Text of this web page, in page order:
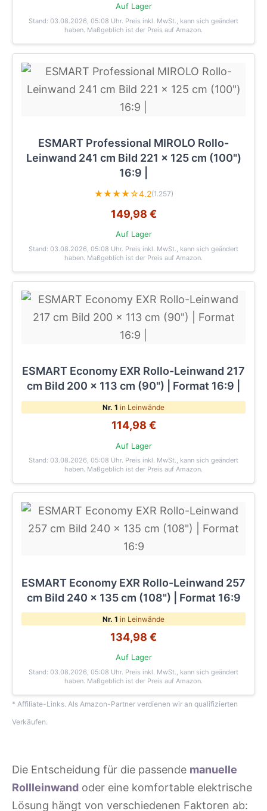
Auf Lager
Stand: 03.08.2026, 05:08 Uhr. Preis inkl. MwSt., kann sich geändert
haben. Maßgeblich ist der Preis auf Amazon.
ESMART Professional MIROLO Rollo-
Leinwand 241 cm Bild 221 x 125 cm (100")
16:9 |
★★★★☆4.2(1.257)
149,98 €
Auf Lager
Stand: 03.08.2026, 05:08 Uhr. Preis inkl. MwSt., kann sich geändert
haben. Maßgeblich ist der Preis auf Amazon.
ESMART Economy EXR Rollo-Leinwand 217
cm Bild 200 x 113 cm (90") | Format 16:9 |
Nr. 1 in Leinwände
114,98 €
Auf Lager
Stand: 03.08.2026, 05:08 Uhr. Preis inkl. MwSt., kann sich geändert
haben. Maßgeblich ist der Preis auf Amazon.
ESMART Economy EXR Rollo-Leinwand 257
cm Bild 240 x 135 cm (108") | Format 16:9
Nr. 1 in Leinwände
134,98 €
Auf Lager
Stand: 03.08.2026, 05:08 Uhr. Preis inkl. MwSt., kann sich geändert
haben. Maßgeblich ist der Preis auf Amazon.
* Affiliate-Links. Als Amazon-Partner verdienen wir an qualifizierten
Verkäufen.
Die Entscheidung für die passende manuelle
Rollleinwand oder eine komfortable elektrische
Lösung hängt von verschiedenen Faktoren ab: